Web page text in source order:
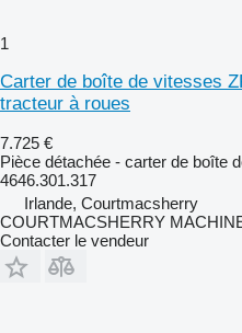
1
Carter de boîte de vitesses
tracteur à roues
7.725 €
Pièce détachée - carter de boîte
4646.301.317
Irlande, Courtmacsherry
COURTMACSHERRY
Contacter le vendeur